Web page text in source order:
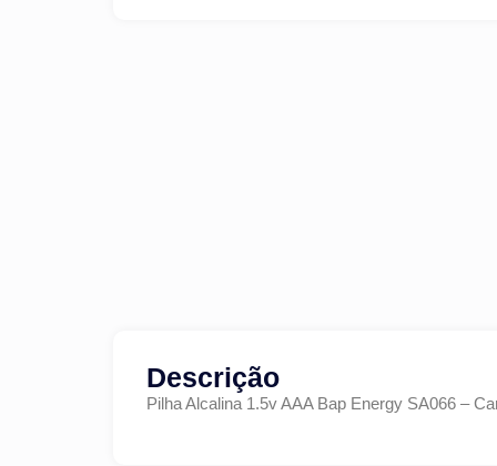
Descrição
Pilha Alcalina 1.5v AAA Bap Energy SA066 –